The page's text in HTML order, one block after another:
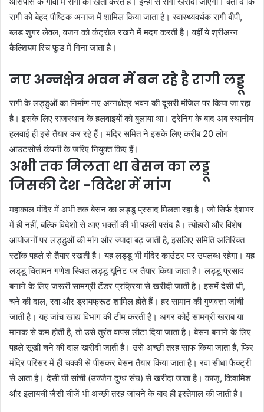
रागी को बेहद पौष्टिक अनाज में शामिल किया जाता है। स्वास्थ्यवर्धक रागी बीपी,
ब्लड शुगर लेवल, वजन को कंट्रोल रखने में मदग करती है। वहीं ये श्रीअन्न
कैल्शियम रिच फूड में गिना जाता है।
नए अन्नक्षेत्र भवन में बन रहे है रागी लड्डू
रागी के लड्डुओं का निर्माण नए अन्नक्षेत्र भवन की दूसरी मंजिल पर किया जा रहा
है। इसके लिए राजस्थान के हलवाइयों को बुलाया था। ट्रेनिंग के बाद अब स्थानीय
हलवाई ही इसे तैयार कर रहे हैं। मंदिर समित ने इसके लिए करीब 20 लोग
आउटसोर्स कंपनी के जरिए नियुक्त किए हैं।
अभी तक मिलता था बेसन का लड्डू
जिसकी देश -विदेश में मांग
महाकाल मंदिर में अभी तक बेसन का लड्डू प्रसाद मिलता रहा है। जो सिर्फ देशभर
में ही नहीं, बल्कि विदेशों से आए भक्तों की भी पहली पसंद है। त्योहारों और विशेष
आयोजनों पर लड्डुओं की मांग और ज्यादा बढ़ जाती है, इसलिए समिति अतिरिक्त
स्टॉक पहले से तैयार रखती है। यह लड्डू भी मंदिर काउंटर पर उपलब्ध रहेगा। यह
लड्‌डू चिंतामन गणेश स्थित लड्डू यूनिट पर तैयार किया जाता है। लड्डू प्रसाद
बनाने के लिए जरूरी सामग्री टेंडर प्रक्रिया से खरीदी जाती है। इसमें देसी घी,
चने की दाल, रवा और ड्रायफ्रूट शामिल होते हैं। हर सामान की गुणवत्ता जांची
जाती है। यह जांच खाद्य विभाग की टीम करती है। अगर कोई सामग्री खराब या
मानक से कम होती है, तो उसे तुरंत वापस लौटा दिया जाता है।बेसन बनाने के लिए
पहले सूखी चने की दाल खरीदी जाती है। उसे अच्छी तरह साफ किया जाता है, फिर
मंदिर परिसर में ही चक्की से पीसकर बेसन तैयार किया जाता है। रवा सीधा फैक्ट्री
से आता है। देसी घी सांची (उज्जैन दुग्ध संघ) से खरीदा जाता है। काजू, किशमिश
और इलायची जैसी चीजें भी अच्छी तरह जांचने के बाद ही इस्तेमाल की जाती हैं।